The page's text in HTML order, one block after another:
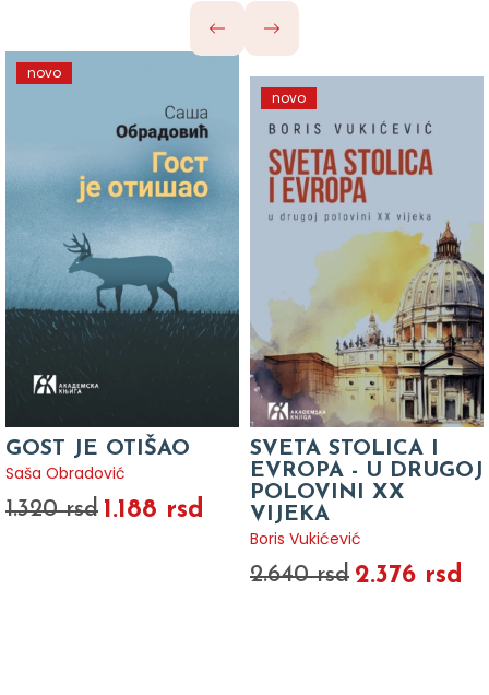
novo
GOST JE OTIŠAO
Saša Obradović
1.320 rsd 1.188 rsd
novo
SVETA STOLICA I
EVROPA - U DRUGOJ
POLOVINI XX
VIJEKA
Boris Vukićević
2.640 rsd 2.376 rsd